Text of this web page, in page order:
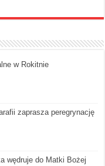
w Rokitnie
zaprasza peregrynację
wędruje do Matki Bożej